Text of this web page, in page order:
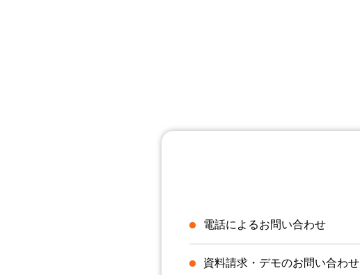
電話によるお問い合わせ
資料請求・デモのお問い合わせ